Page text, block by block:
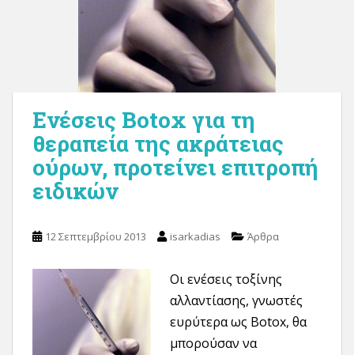
Ενέσεις Botox για τη
θεραπεία της ακράτειας
ούρων, προτείνει επιτροπή
ειδικών
12 Σεπτεμβρίου 2013 isarkadias Άρθρα
Οι ενέσεις τοξίνης
αλλαντίασης, γνωστές
ευρύτερα ως Botox, θα
μπορούσαν να